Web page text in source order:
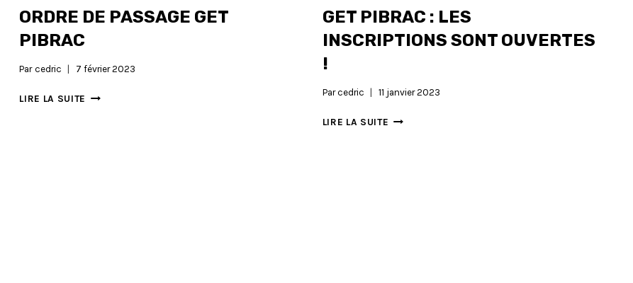
ORDRE DE PASSAGE GET
PIBRAC
Par cedric 7 février 2023
LIRE LA SUITE ORDRE
GET PIBRAC : LES
INSCRIPTIONS SONT OUVERTES
!
Par cedric 11 janvier 2023
LIRE LA SUITE GET